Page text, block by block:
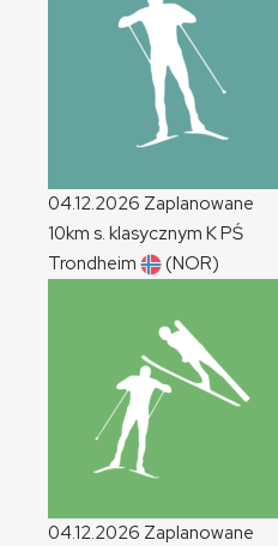
04.12.2026 Zaplanowane
10km s. klasycznym KPŚ
Trondheim
(NOR)
04.12.2026 Zaplanowane